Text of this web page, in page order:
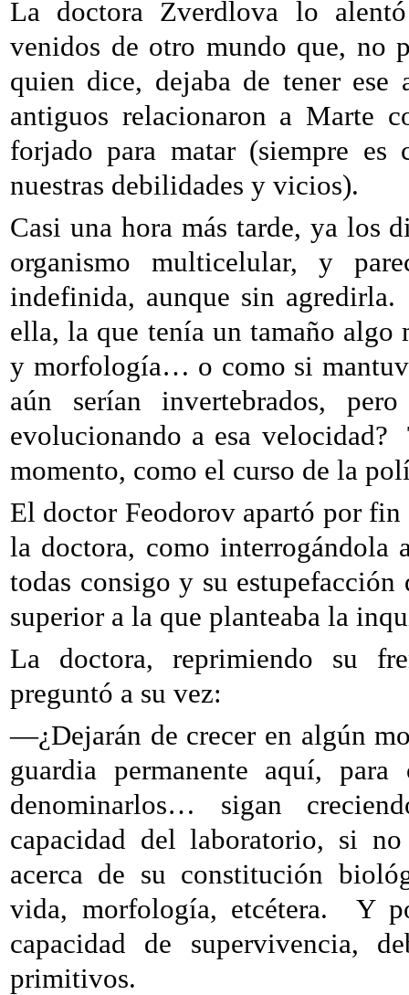
La doctora Zverdlova lo
venidos de otro mundo que, no
quien dice, dejaba de tener ese
antiguos relacionaron a
forjado para matar (siempre
nuestras debilidades y vicios).
Casi una hora más tarde, ya los
organismo multicelular, y
indefinida, aunque sin agredirla.
ella, la que tenía un tamaño algo
y morfología… o como si
aún serían invertebrados,
evolucionando a esa velocidad?
momento, como el curso de la
El doctor Feodorov apartó por
la doctora, como interrogándola
todas consigo y su
superior a la que planteaba la
La doctora, reprimiendo su
preguntó a su vez:
—¿Dejarán de crecer en algún
guardia permanente aquí,
denominarlos… sigan
capacidad del laboratorio, si
acerca de su constitución
vida, morfología, etcétera.
Y
capacidad de supervivencia,
primitivos.